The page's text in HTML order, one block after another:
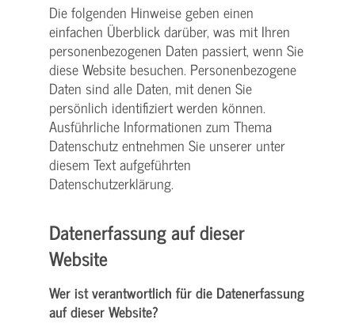
Die folgenden Hinweise geben einen
einfachen Überblick darüber, was mit Ihren
personenbezogenen Daten passiert, wenn Sie
diese Website besuchen. Personenbezogene
Daten sind alle Daten, mit denen Sie
persönlich identifiziert werden können.
Ausführliche Informationen zum Thema
Datenschutz entnehmen Sie unserer unter
diesem Text aufgeführten
Datenschutzerklärung.
Datenerfassung auf dieser
Website
Wer ist verantwortlich für die Datenerfassung
auf dieser Website?